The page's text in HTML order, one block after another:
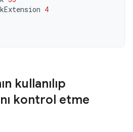
4
kullanılıp
kontrol etme